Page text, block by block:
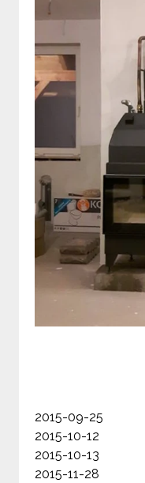
2015-09-25
2015-10-12
2015-10-13
2015-11-28